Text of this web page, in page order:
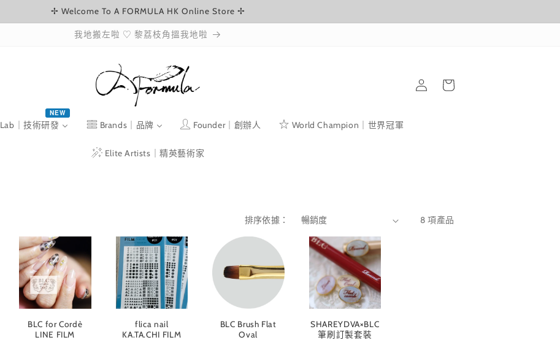
✢ Welcome To A FORMULA HK Online Store ✢
我地搬左啦 ♡ 黎荔枝角搵我地啦
Lab｜技術研發
NEW
Brands｜品牌 Founder｜創辦人 World Champion｜世界冠軍
Elite Artists｜精英藝術家
登
入
物
排序依據： 8 項產品
BLC for Cordè
LINE FILM
flica nail
KA.TA.CHI FILM
BLC Brush Flat
Oval
SHAREYDVA×BLC
筆刷訂製套裝